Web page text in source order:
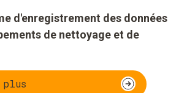
d'enregistrement des données
de nettoyage et de